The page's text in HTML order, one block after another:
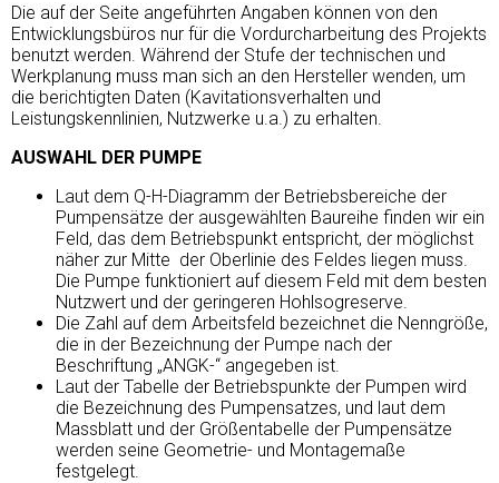
Die auf der Seite angeführten Angaben können von den
Entwicklungsbüros nur für die Vordurcharbeitung des Projekts
benutzt werden. Während der Stufe der technischen und
Werkplanung muss man sich an den Hersteller wenden, um
die berichtigten Daten (Kavitationsverhalten und
Leistungskennlinien, Nutzwerke u.a.) zu erhalten.
AUSWAHL DER PUMPE
Laut dem Q-H-Diagramm der Betriebsbereiche der
Pumpensätze der ausgewählten Baureihe finden wir ein
Feld, das dem Betriebspunkt entspricht, der möglichst
näher zur Mitte der Oberlinie des Feldes liegen muss.
Die Pumpe funktioniert auf diesem Feld mit dem besten
Nutzwert und der geringeren Hohlsogreserve.
Die Zahl auf dem Arbeitsfeld bezeichnet die Nenngröße,
die in der Bezeichnung der Pumpe nach der
Beschriftung „ANGK-“ angegeben ist.
Laut der Tabelle der Betriebspunkte der Pumpen wird
die Bezeichnung des Pumpensatzes, und laut dem
Massblatt und der Größentabelle der Pumpensätze
werden seine Geometrie- und Montagemaße
festgelegt.